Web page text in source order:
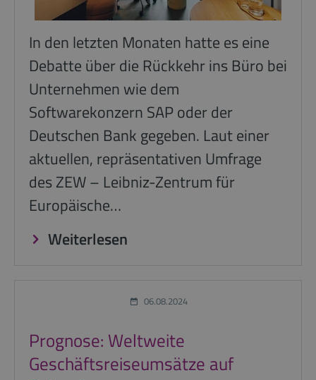
In den letzten Monaten hatte es eine
Debatte über die Rückkehr ins Büro bei
Unternehmen wie dem
Softwarekonzern SAP oder der
Deutschen Bank gegeben. Laut einer
aktuellen, repräsentativen Umfrage
des ZEW – Leibniz-Zentrum für
Europäische…
Weiterlesen
06.08.2024
Prognose: Weltweite
Geschäftsreiseumsätze auf